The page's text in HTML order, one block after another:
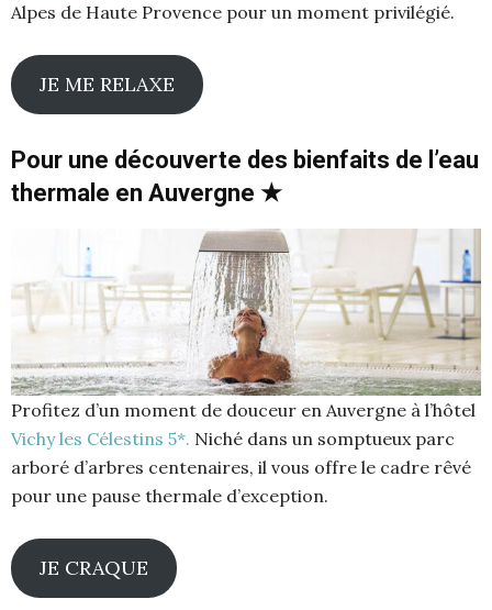
Alpes de Haute Provence pour un moment privilégié.
JE ME RELAXE
Pour une découverte des bienfaits de l’eau
thermale en Auvergne ★
Profitez d’un moment de douceur en Auvergne à l’hôtel
Vichy les Célestins 5*. Niché dans un somptueux parc
arboré d’arbres centenaires, il vous offre le cadre rêvé
pour une pause thermale d’exception.
JE CRAQUE